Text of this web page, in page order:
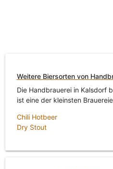
Weitere Biersorten von
Die Handbrauerei in Kalsdorf
ist eine der kleinsten
Chili Hotbeer
Dry Stout